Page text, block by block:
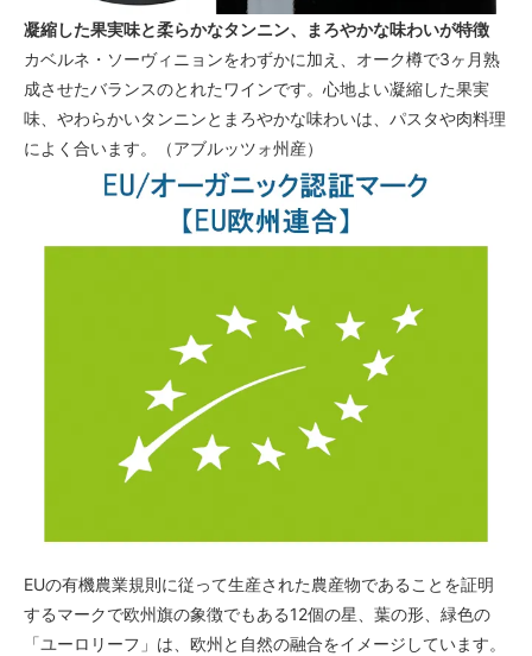
凝縮した果実味と柔らかなタンニン、まろやかな味わいが特徴
カベルネ・ソーヴィニョンをわずかに加え、オーク樽で3ヶ月熟
成させたバランスのとれたワインです。心地よい凝縮した果実
味、やわらかいタンニンとまろやかな味わいは、パスタや肉料理
によく合います。（アブルッツォ州産）
EUの有機農業規則に従って生産された農産物であることを証明
するマークで欧州旗の象徴でもある12個の星、葉の形、緑色の
「ユーロリーフ」は、欧州と自然の融合をイメージしています。